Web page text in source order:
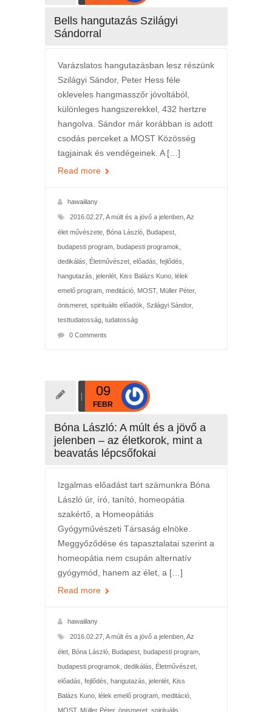
Bells hangutazás Szilágyi
Sándorral
Varázslatos hangutazásban lesz részünk
Szilágyi Sándor, Peter Hess féle
okleveles hangmasszőr jóvoltából,
különleges hangszerekkel, 432 hertzre
hangolva. Sándor már korábban is adott
csodás perceket a MOST Közösség
tagjainak és vendégeinek. A […]
Read more
hawaiilany
2016.02.27, A múlt és a jövő a jelenben, Az
élet művészete, Bóna László, Budapest,
budapesti program, budapesti programok
dedikálás
Életművészet, előadás fejlődés
hangutazás jelenlét, Kiss Balázs Kuno, lélek
emelő program, meditáció, MOST, Müller Péter,
önismeret, spirituális előadók Szilágyi Sándor,
testtudatosság, tudatosság
0 Comments
09
FEBR
Bóna László: A múlt és a jövő a
jelenben – az életkorok, mint a
beavatás lépcsőfokai
Izgalmas előadást tart számunkra Bóna
László úr, író, tanító, homeopátia
szakértő, a Homeopátiás
Gyógyművészeti Társaság elnöke.
Meggyőződése és tapasztalatai szerint a
homeopátia nem csupán alternatív
gyógymód, hanem az élet, a […]
Read more
hawaiilany
2016.02.27, A múlt és a jövő a jelenben, Az
élet, Bóna László, Budapest, budapesti program,
budapesti programok dedikálás Életművészet,
előadás fejlődés hangutazás jelenlét, Kiss
Balázs Kuno, lélek emelő program, meditáció,
MOST, Müller Péter, önismeret, spirituális